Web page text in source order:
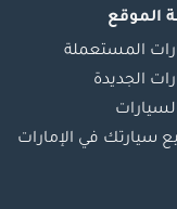
الموقع
المستعملة
الجديدة
سيارتك في الإمارات